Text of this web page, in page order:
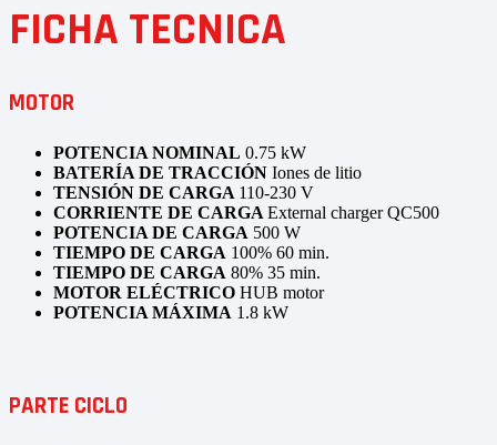
FICHA TECNICA
MOTOR
POTENCIA NOMINAL 0.75 kW
BATERÍA DE TRACCIÓN Iones de litio
TENSIÓN DE CARGA 110-230 V
CORRIENTE DE CARGA External charger QC500
POTENCIA DE CARGA 500 W
TIEMPO DE CARGA 100% 60 min.
TIEMPO DE CARGA 80% 35 min.
MOTOR ELÉCTRICO HUB motor
POTENCIA MÁXIMA 1.8 kW
PARTE CICLO